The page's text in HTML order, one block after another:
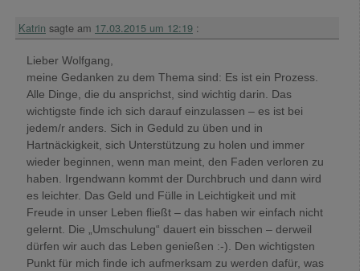
Katrin sagte am 17.03.2015 um 12:19 :
Lieber Wolfgang,
meine Gedanken zu dem Thema sind: Es ist ein Prozess.
Alle Dinge, die du ansprichst, sind wichtig darin. Das
wichtigste finde ich sich darauf einzulassen – es ist bei
jedem/r anders. Sich in Geduld zu üben und in
Hartnäckigkeit, sich Unterstützung zu holen und immer
wieder beginnen, wenn man meint, den Faden verloren zu
haben. Irgendwann kommt der Durchbruch und dann wird
es leichter. Das Geld und Fülle in Leichtigkeit und mit
Freude in unser Leben fließt – das haben wir einfach nicht
gelernt. Die „Umschulung“ dauert ein bisschen – derweil
dürfen wir auch das Leben genießen :-). Den wichtigsten
Punkt für mich finde ich aufmerksam zu werden dafür, was